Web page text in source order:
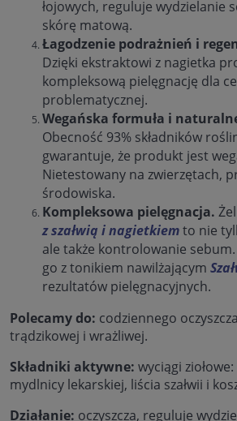
łojowych, reguluje wydzielanie
skórę matową.
Łagodzenie podrażnień i
Dzięki ekstraktowi z nagietka
kompleksową pielęgnację dla
problematycznej.
Wegańska formuła i
Obecność 93% składników
gwarantuje, że produkt jest
Nietestowany na zwierzętach,
środowiska.
Kompleksowa pielęgnacja. Żel
z szałwią i nagietkiemto nie
ale także kontrolowanie sebum.
go z tonikiem nawilżającym
rezultatów pielęgnacyjnych.
Polecamy do: codziennego
trądzikowej i wrażliwej.
Składniki aktywne: wyciągi
mydlnicy lekarskiej, liścia szałwii i
Działanie: oczyszcza, reguluje